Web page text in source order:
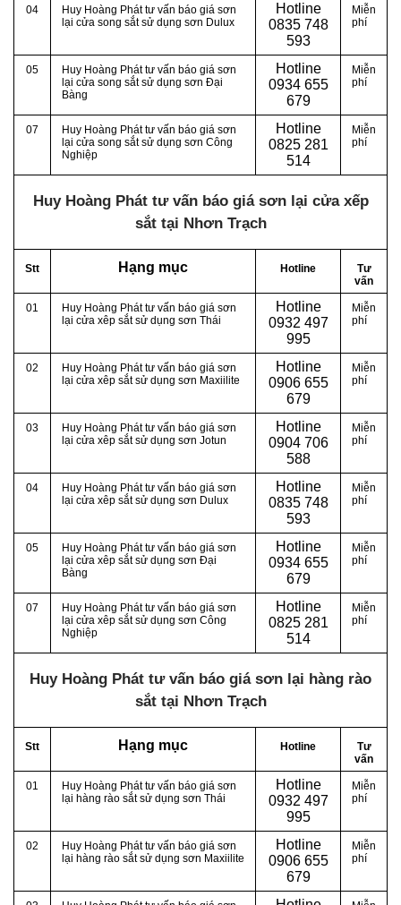
04
Huy Hoàng Phát tư vấn báo giá sơn
lại cửa song sắt sử dụng sơn Dulux
Hotline
0835 748
593
Miễn
phí
05
Huy Hoàng Phát tư vấn báo giá sơn
lại cửa song sắt sử dụng sơn Đại
Bàng
Hotline
0934 655
679
Miễn
phí
07
Huy Hoàng Phát tư vấn báo giá sơn
lại cửa song sắt sử dụng sơn Công
Nghiệp
Hotline
0825 281
514
Miễn
phí
Huy Hoàng Phát tư vấn báo giá sơn lại cửa xếp
sắt tại Nhơn Trạch
Stt Hạng mục Hotline
Tư
vấn
01
Huy Hoàng Phát tư vấn báo giá sơn
lại cửa xêp sắt sử dụng sơn Thái
Hotline
0932 497
995
Miễn
phí
02
Huy Hoàng Phát tư vấn báo giá sơn
lại cửa xêp sắt sử dụng sơn Maxiilite
Hotline
0906 655
679
Miễn
phí
03
Huy Hoàng Phát tư vấn báo giá sơn
lại cửa xêp sắt sử dụng sơn Jotun
Hotline
0904 706
588
Miễn
phí
04
Huy Hoàng Phát tư vấn báo giá sơn
lại cửa xêp sắt sử dụng sơn Dulux
Hotline
0835 748
593
Miễn
phí
05
Huy Hoàng Phát tư vấn báo giá sơn
lại cửa xêp sắt sử dụng sơn Đại
Bàng
Hotline
0934 655
679
Miễn
phí
07
Huy Hoàng Phát tư vấn báo giá sơn
lại cửa xêp sắt sử dụng sơn Công
Nghiệp
Hotline
0825 281
514
Miễn
phí
Huy Hoàng Phát tư vấn báo giá sơn lại hàng rào
sắt tại Nhơn Trạch
Stt Hạng mục Hotline
Tư
vấn
01
Huy Hoàng Phát tư vấn báo giá sơn
lại hàng rào sắt sử dụng sơn Thái
Hotline
0932 497
995
Miễn
phí
02
Huy Hoàng Phát tư vấn báo giá sơn
lại hàng rào sắt sử dụng sơn Maxiilite
Hotline
0906 655
679
Miễn
phí